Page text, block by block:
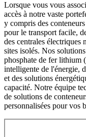
Lorsque vous vous
accès à notre vaste
y compris des
pour le transport facile,
des centrales électriques
sites isolés. Nos
phosphate de fer lithium
intelligente de l'énergie,
et des solutions
capacité. Notre équipe
de solutions de
personnalisées pour vos